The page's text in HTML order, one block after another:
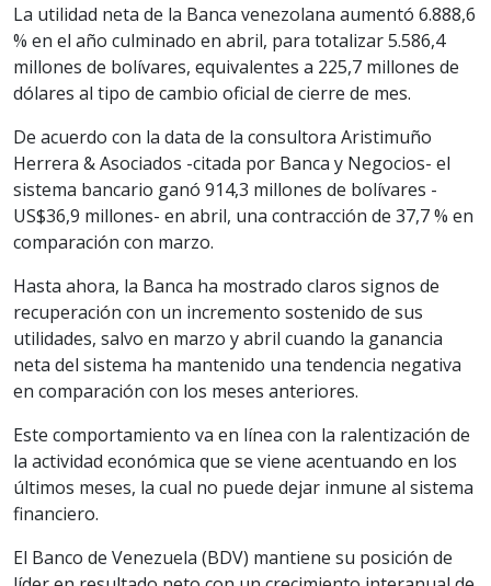
La utilidad neta de la Banca venezolana aumentó 6.888,6
% en el año culminado en abril, para totalizar 5.586,4
millones de bolívares, equivalentes a 225,7 millones de
dólares al tipo de cambio oficial de cierre de mes.
De acuerdo con la data de la consultora Aristimuño
Herrera & Asociados -citada por Banca y Negocios- el
sistema bancario ganó 914,3 millones de bolívares -
US$36,9 millones- en abril, una contracción de 37,7 % en
comparación con marzo.
Hasta ahora, la Banca ha mostrado claros signos de
recuperación con un incremento sostenido de sus
utilidades, salvo en marzo y abril cuando la ganancia
neta del sistema ha mantenido una tendencia negativa
en comparación con los meses anteriores.
Este comportamiento va en línea con la ralentización de
la actividad económica que se viene acentuando en los
últimos meses, la cual no puede dejar inmune al sistema
financiero.
El Banco de Venezuela (BDV) mantiene su posición de